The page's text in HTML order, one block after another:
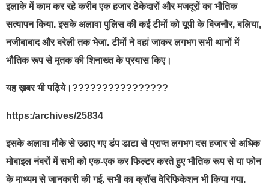
इलाके में काम कर रहे करीब एक हजार ठेकेदारों और मजदूरों का भौतिक
सत्यापन किया. इसके अलावा पुलिस की कई टीमों को यूपी के बिजनौर, बलिया,
नजीबाबाद और बरेली तक भेजा. टीमों ने वहां जाकर लगभग सभी थानों में
भौतिक रूप से मृतक की शिनाख्त के प्रयास किए।
यह ख़बर भी पढ़िये।????????????????
https:/archives/25834
इसके अलावा मौके से उठाए गए डंप डाटा से प्राप्त लगभग दस हजार से अधिक
मोबाइल नंबरों में सभी को एक-एक कर फिल्टर करते हुए भौतिक रूप से या फोन
के माध्यम से जानकारी की गई. सभी का क्रॉस वेरिफिकेशन भी किया गया.